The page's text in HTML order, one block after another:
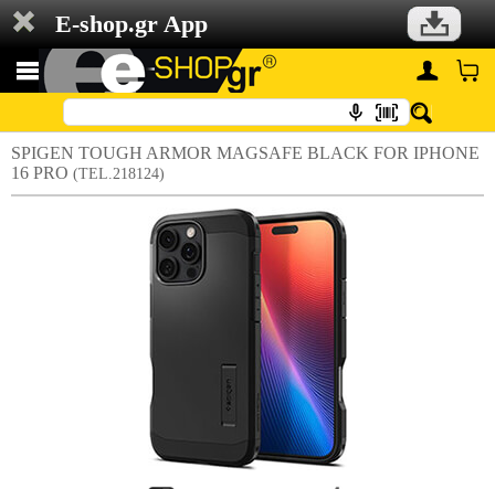
E-shop.gr App
SPIGEN TOUGH ARMOR MAGSAFE BLACK FOR IPHONE
16 PRO (TEL.218124)